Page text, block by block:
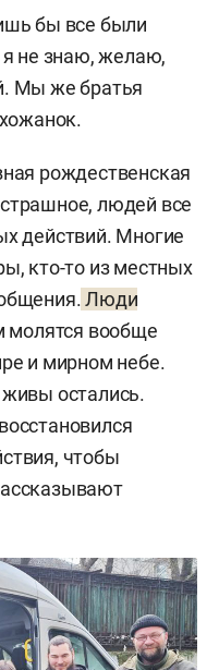
бы все были
не знаю, желаю,
Мы же братья
рождественская
людей все
действий. Многие
кто-то из местных
Люди
молятся вообще
и мирном небе.
остались.
чтобы